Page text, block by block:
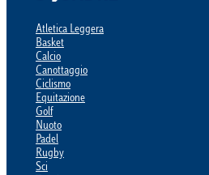
Atletica Leggera
Basket
Calcio
Canottaggio
Ciclismo
Equitazione
Golf
Nuoto
Padel
Rugby
Sci